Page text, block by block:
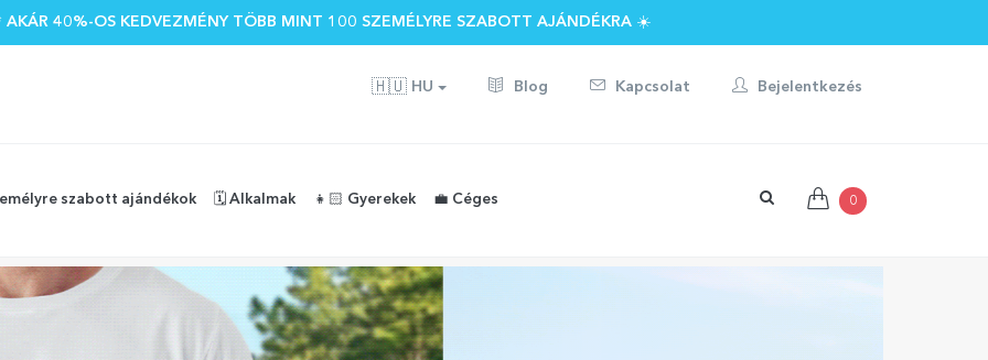
AKÁR 40%-OS KEDVEZMÉNY TÖBB MINT 100 SZEMÉLYRE SZABOTT AJÁNDÉKRA ☀️
🇭🇺 HU Blog Kapcsolat Bejelentkezés
szabott ajándékok 🗓️ Alkalmak 👧🏻 Gyerekek 💼 Céges 0